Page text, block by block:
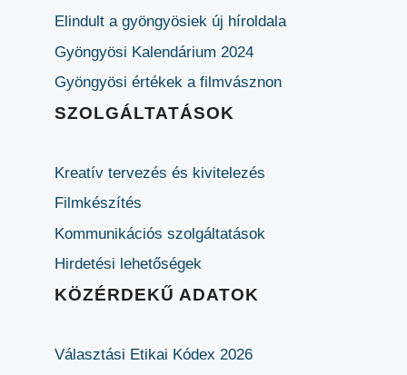
Elindult a gyöngyösiek új híroldala
Gyöngyösi Kalendárium 2024
Gyöngyösi értékek a filmvásznon
SZOLGÁLTATÁSOK
Kreatív tervezés és kivitelezés
Filmkészítés
Kommunikációs szolgáltatások
Hirdetési lehetőségek
KÖZÉRDEKŰ ADATOK
Választási Etikai Kódex 2026